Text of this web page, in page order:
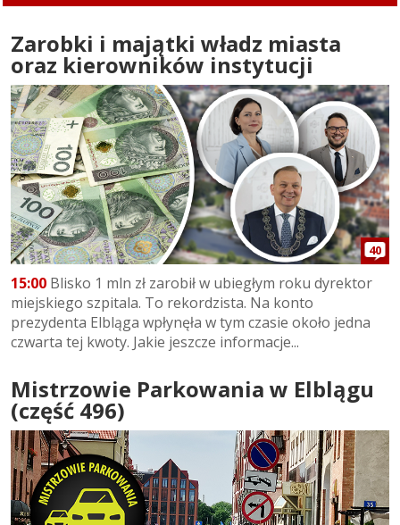
Zarobki i majątki władz miasta
oraz kierowników instytucji
40
15:00 Blisko 1 mln zł zarobił w ubiegłym roku dyrektor
miejskiego szpitala. To rekordzista. Na konto
prezydenta Elbląga wpłynęła w tym czasie około jedna
czwarta tej kwoty. Jakie jeszcze informacje...
Mistrzowie Parkowania w Elblągu
(część 496)